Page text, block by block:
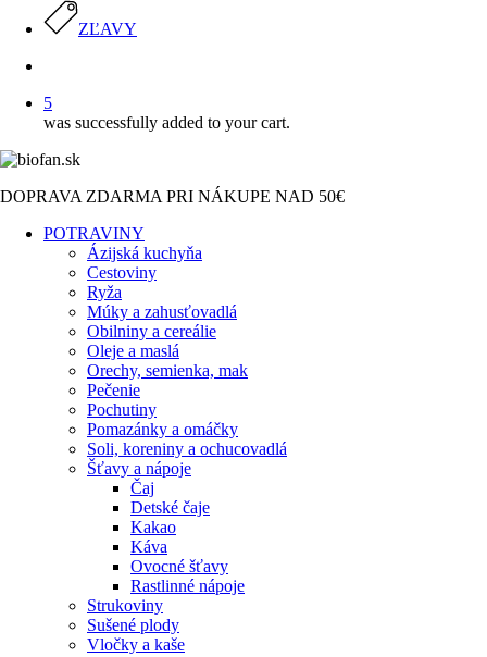
ZĽAVY
5
was successfully added to your cart.
DOPRAVA ZDARMA PRI NÁKUPE NAD 50€
POTRAVINY
Ázijská kuchyňa
Cestoviny
Ryža
Múky a zahusťovadlá
Obilniny a cereálie
Oleje a maslá
Orechy, semienka, mak
Pečenie
Pochutiny
Pomazánky a omáčky
Soli, koreniny a ochucovadlá
Šťavy a nápoje
Čaj
Detské čaje
Kakao
Káva
Ovocné šťavy
Rastlinné nápoje
Strukoviny
Sušené plody
Vločky a kaše